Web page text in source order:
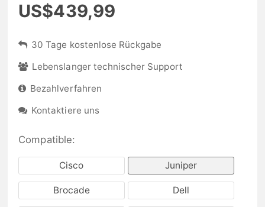
US$439,99
30 Tage kostenlose Rückgabe
Lebenslanger technischer Support
Bezahlverfahren
Kontaktiere uns
Compatible:
Cisco Juniper
Brocade Dell